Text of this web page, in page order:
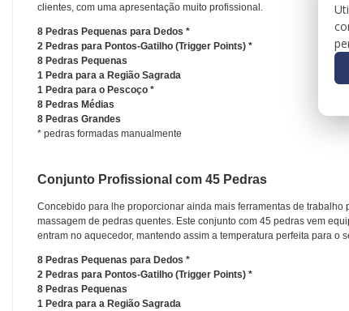
clientes, com uma apresentação muito profissional.
8 Pedras Pequenas para Dedos *
2 Pedras para Pontos-Gatilho (Trigger Points) *
8 Pedras Pequenas
1 Pedra para a Região Sagrada
1 Pedra para o Pescoço *
8 Pedras Médias
8 Pedras Grandes
* pedras formadas manualmente
Conjunto Profissional com 45 Pedras
Concebido para lhe proporcionar ainda mais ferramentas de trabalho
massagem de pedras quentes. Este conjunto com 45 pedras vem
entram no aquecedor, mantendo assim a temperatura perfeita para o
8 Pedras Pequenas para Dedos *
2 Pedras para Pontos-Gatilho (Trigger Points) *
8 Pedras Pequenas
1 Pedra para a Região Sagrada